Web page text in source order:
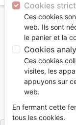
Accueil Livres
CLES
CLES
FINANCIERE
Kenneth E.
Référence
EditeurVICTOIRE
Cookies
Ces cookies
web. Ils sont
le panier et la
Cookies
Ces cookies
visites, les
appuyons sur
web.
En fermant cette
tous les cookies.